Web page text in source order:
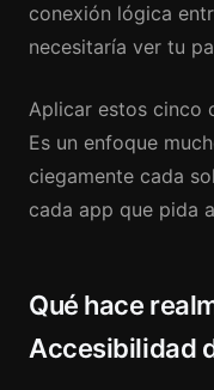
conexión lógica
necesitaría ver tu
Aplicar estos cinco
Es un enfoque
ciegamente cada
cada app que pida
Qué hace
Accesibilidad